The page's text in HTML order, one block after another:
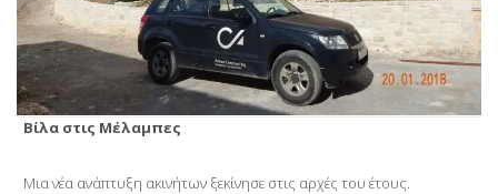
Βίλα στις Μέλαμπες
Μια νέα ανάπτυξη ακινήτων ξεκίνησε στις αρχές του έτους.